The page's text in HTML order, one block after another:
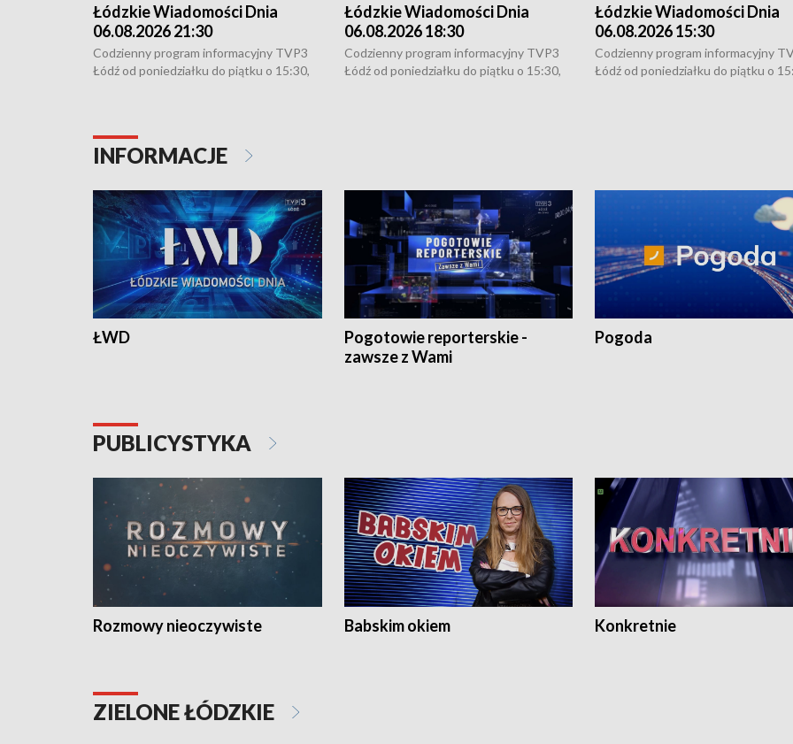
Łódzkie Wiadomości Dnia
06.08.2026 21:30
Codzienny program informacyjny TVP3
Łódź od poniedziałku do piątku o 15:30,
Łódzkie Wiadomości Dnia
06.08.2026 18:30
Codzienny program informacyjny TVP3
Łódź od poniedziałku do piątku o 15:30,
Łódzkie Wiadomości Dnia
06.08.2026 15:30
Codzienny program informacyjny
Łódź od poniedziałku do piątku o
INFORMACJE
ŁWD
Pogotowie reporterskie -
zawsze z Wami
Pogoda
PUBLICYSTYKA
Rozmowy nieoczywiste Babskim okiem Konkretnie
ZIELONE ŁÓDZKIE